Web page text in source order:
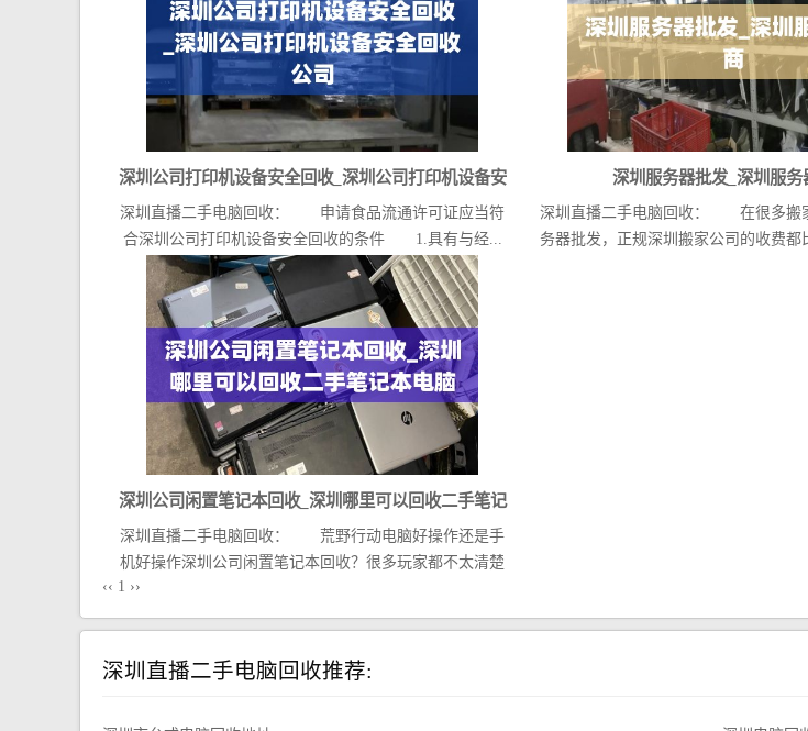
深圳公司打印机设备安全回收_深圳公司打印机设备安
全回收公司
深圳直播二手电脑回收： 申请食品流通许可证应当符
合深圳公司打印机设备安全回收的条件 1.具有与经...
深圳服务器批发_深圳服务
深圳直播二手电脑回收： 在很多搬
务器批发，正规深圳搬家公司的收费都
深圳公司闲置笔记本回收_深圳哪里可以回收二手笔记
本电脑
深圳直播二手电脑回收： 荒野行动电脑好操作还是手
机好操作深圳公司闲置笔记本回收？很多玩家都不太清楚
‹‹ 1 ››
深圳直播二手电脑回收推荐: